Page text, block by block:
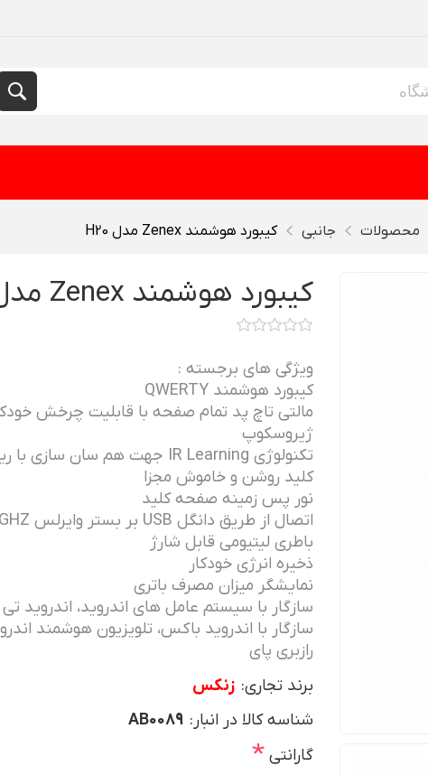
محصولات جانبی کیبورد هوشمند Zenex مدل H20
کیبورد هوشمند Zenex مدل H20
ویژگی های برجسته :
کیبورد هوشمند QWERTY
مالتی تاچ پد تمام صفحه با قابلیت چرخش
ژیروسکوپ
تکنولوژی IR Learning جهت هم سان سازی با ریموت کنترل دستگاه های دیگر
کلید روشن و خاموش مجزا
نور پس زمینه صفحه کلید
اتصال از طریق دانگل USB بر بستر وایرلس 2.4GHZ
باطری لیتیومی قابل شارژ
ذخیره انرژی خودکار
نمایشگر میزان مصرف باتری
سازگار با سیستم عامل های اندروید، اندروید
سازگار با اندروید باکس، تلویزیون هوشمند
رازبری پای
برند تجاری: زنکس
شناسه کالا در انبار: AB0089
گارانتی *